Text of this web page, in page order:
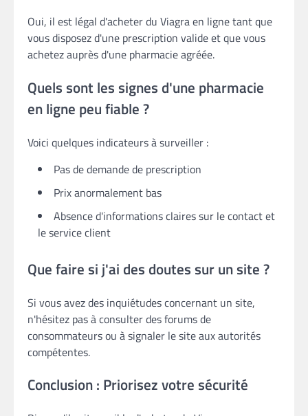
Oui, il est légal d'acheter du Viagra en ligne tant que
vous disposez d'une prescription valide et que vous
achetez auprès d'une pharmacie agréée.
Quels sont les signes d'une pharmacie
en ligne peu fiable ?
Voici quelques indicateurs à surveiller :
Pas de demande de prescription
Prix anormalement bas
Absence d'informations claires sur le contact et
le service client
Que faire si j'ai des doutes sur un site ?
Si vous avez des inquiétudes concernant un site,
n'hésitez pas à consulter des forums de
consommateurs ou à signaler le site aux autorités
compétentes.
Conclusion : Priorisez votre sécurité